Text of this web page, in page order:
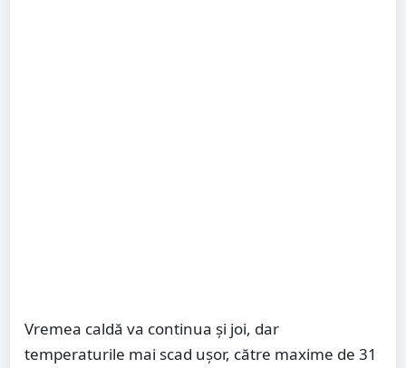
Vremea caldă va continua și joi, dar
temperaturile mai scad ușor, către maxime de 31